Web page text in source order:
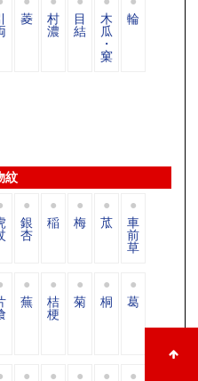
菱 村
濃
目
結
木
瓜
・
窠
輪
紋
銀
杏
稲 梅 苽 車
前
草
蕪 桔
梗
菊 桐 葛